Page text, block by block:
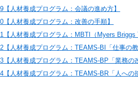
【人材養成プログラム：会議の進め方】
【人材養成プログラム：改善の手順】
【人材養成プログラム：MBTI（Myers
【人材養成プログラム：TEAMS-BI「仕事の
【人材養成プログラム：TEAMS-BP「業務の
【人材養成プログラム：TEAMS-BR「人への